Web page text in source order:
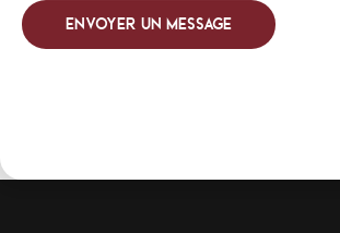
Envoyer un message